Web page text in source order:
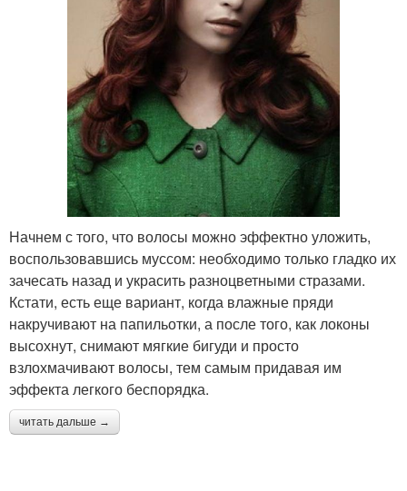
Начнем с того, что волосы можно эффектно уложить,
воспользовавшись муссом: необходимо только гладко их
зачесать назад и украсить разноцветными стразами.
Кстати, есть еще вариант, когда влажные пряди
накручивают на папильотки, а после того, как локоны
высохнут, снимают мягкие бигуди и просто
взлохмачивают волосы, тем самым придавая им
эффекта легкого беспорядка.
читать дальше →